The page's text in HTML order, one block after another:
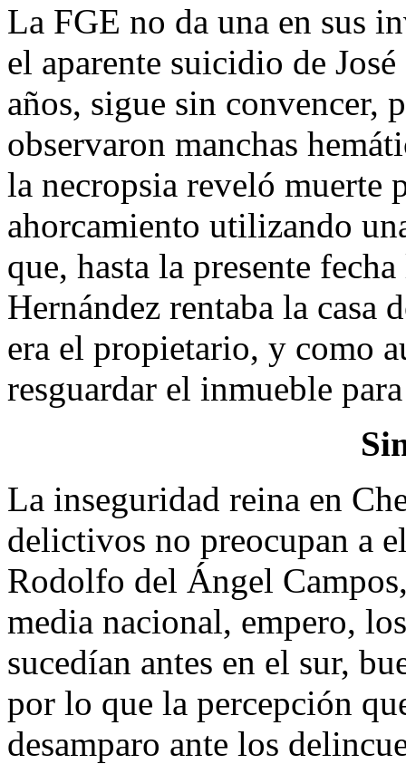
La FGE no da una en sus
el aparente suicidio de
años, sigue sin convencer,
observaron manchas
la necropsia reveló muerte
ahorcamiento utilizando
que, hasta la presente
Hernández rentaba la casa
era el propietario, y como
resguardar el inmueble
La inseguridad reina en
delictivos no preocupan a
Rodolfo del Ángel
media nacional, empero,
sucedían antes en el sur,
por lo que la percepción
desamparo ante los